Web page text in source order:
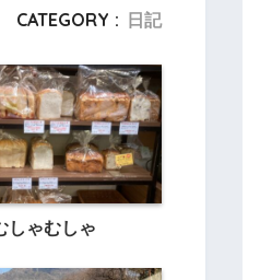
CATEGORY : 日記
しゃむしゃ